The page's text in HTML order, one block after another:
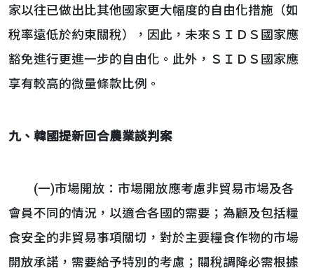
家以往已做出比其他國家更大幅度的自由化措施（如
稅率遠低於約束關稅），因此，未來ＳＩＤＳ國家應
豁免進行更進一步的自由化。此外，ＳＩＤＳ國家應
享有較高的微量條款比例。
九、韓國提新回合農業談判案
(一)市場開放：市場開放應考慮非貿易市場及各
會員不同的情況，以適合各國的需要；為顧及包括糧
食安全的非貿易事項關切，對於主要糧食作物的市場
開放承諾，需要給予特別的考慮；關稅調降必需根據